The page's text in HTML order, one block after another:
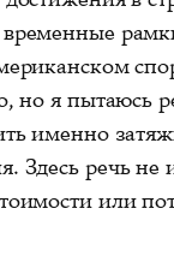
временные
но я пытаюсь
именно
Здесь речь не
или